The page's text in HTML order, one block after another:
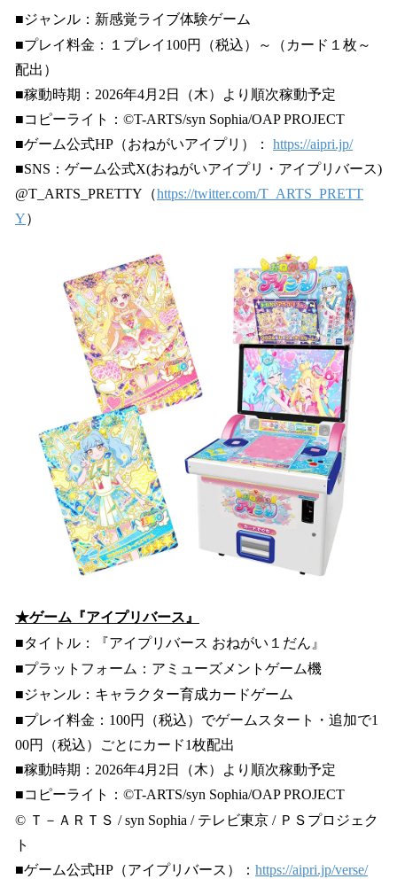
■ジャンル：新感覚ライブ体験ゲーム
■プレイ料金：１プレイ100円（税込）～（カード１枚～
配出）
■稼動時期：2026年4月2日（木）より順次稼動予定
■コピーライト：©T-ARTS/syn Sophia/OAP PROJECT
■ゲーム公式HP（おねがいアイプリ）： https://aipri.jp/
■SNS：ゲーム公式X(おねがいアイプリ・アイプリバース)
@T_ARTS_PRETTY（https://twitter.com/T_ARTS_PRETT
Y）
★ゲーム『アイプリバース』
■タイトル：『アイプリバース おねがい１だん』
■プラットフォーム：アミューズメントゲーム機
■ジャンル：キャラクター育成カードゲーム
■プレイ料金：100円（税込）でゲームスタート・追加で1
00円（税込）ごとにカード1枚配出
■稼動時期：2026年4月2日（木）より順次稼動予定
■コピーライト：©T-ARTS/syn Sophia/OAP PROJECT
© Ｔ－ＡＲＴＳ / syn Sophia / テレビ東京 / ＰＳプロジェク
ト
■ゲーム公式HP（アイプリバース）： https://aipri.jp/verse/